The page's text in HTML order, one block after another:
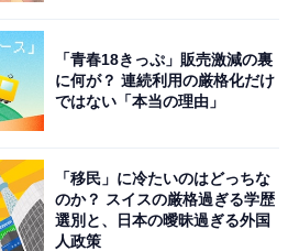
ランキング結果を見る
選ぶ「学べる内容が充実してい
「青春18きっぷ」販売激減の裏
に何が？ 連続利用の厳格化だけ
ではない「本当の理由」
「移民」に冷たいのはどっちな
のか？ スイスの厳格過ぎる学歴
選別と、日本の曖昧過ぎる外国
人政策